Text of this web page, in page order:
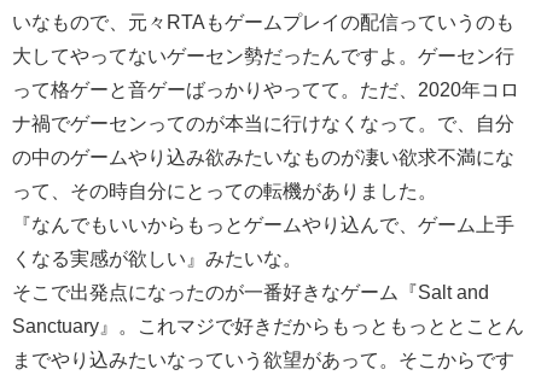
いなもので、元々RTAもゲームプレイの配信っていうのも
大してやってないゲーセン勢だったんですよ。ゲーセン行
って格ゲーと音ゲーばっかりやってて。ただ、2020年コロ
ナ禍でゲーセンってのが本当に行けなくなって。で、自分
の中のゲームやり込み欲みたいなものが凄い欲求不満にな
って、その時自分にとっての転機がありました。
『なんでもいいからもっとゲームやり込んで、ゲーム上手
くなる実感が欲しい』みたいな。
そこで出発点になったのが一番好きなゲーム『Salt and
Sanctuary』。これマジで好きだからもっともっととことん
までやり込みたいなっていう欲望があって。そこからです